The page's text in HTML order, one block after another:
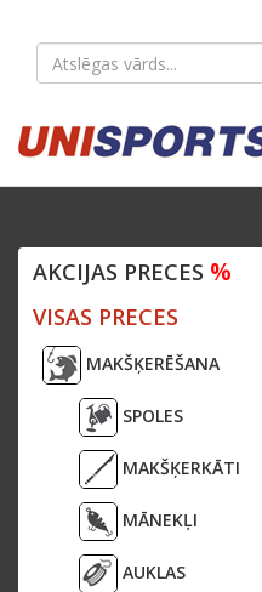
AKCIJAS PRECES %
VISAS PRECES
MAKŠĶERĒŠANA
SPOLES
MAKŠĶERKĀTI
MĀNEKĻI
AUKLAS